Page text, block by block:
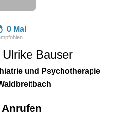
0 Mal
Bauser
und Psychotherapie
Anrufen